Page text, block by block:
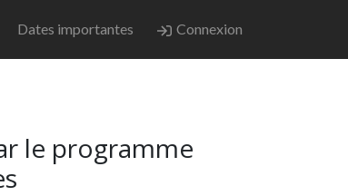
Dates importantes Connexion
le programme